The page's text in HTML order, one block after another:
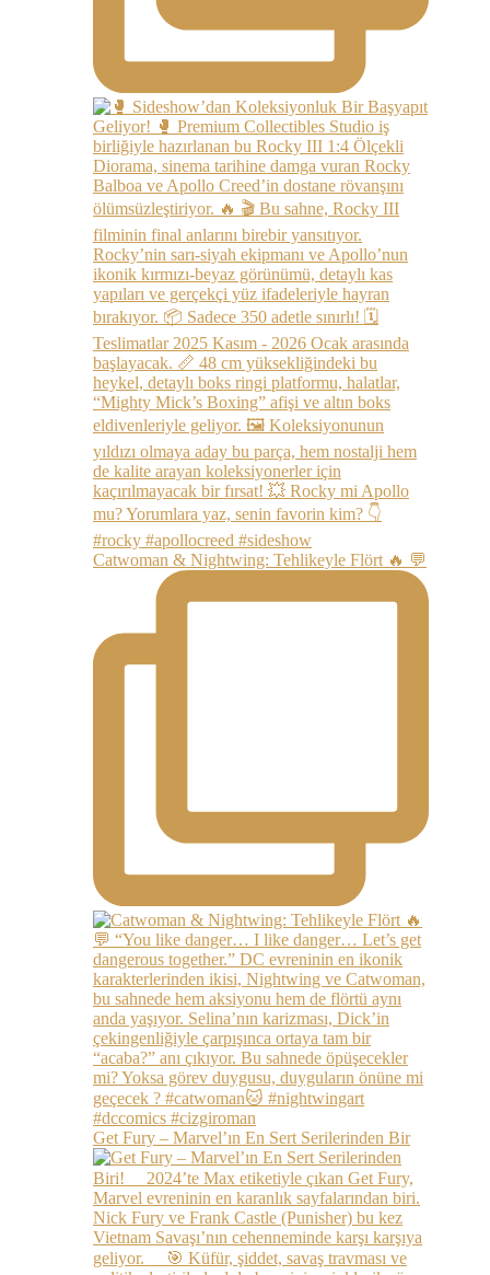
Catwoman & Nightwing: Tehlikeyle Flört 🔥 💬
Get Fury – Marvel’ın En Sert Serilerinden Bir